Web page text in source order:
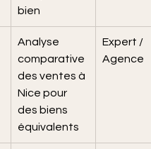
bien
Analyse
comparative
des ventes à
Nice pour
des biens
équivalents
Expert /
Agence